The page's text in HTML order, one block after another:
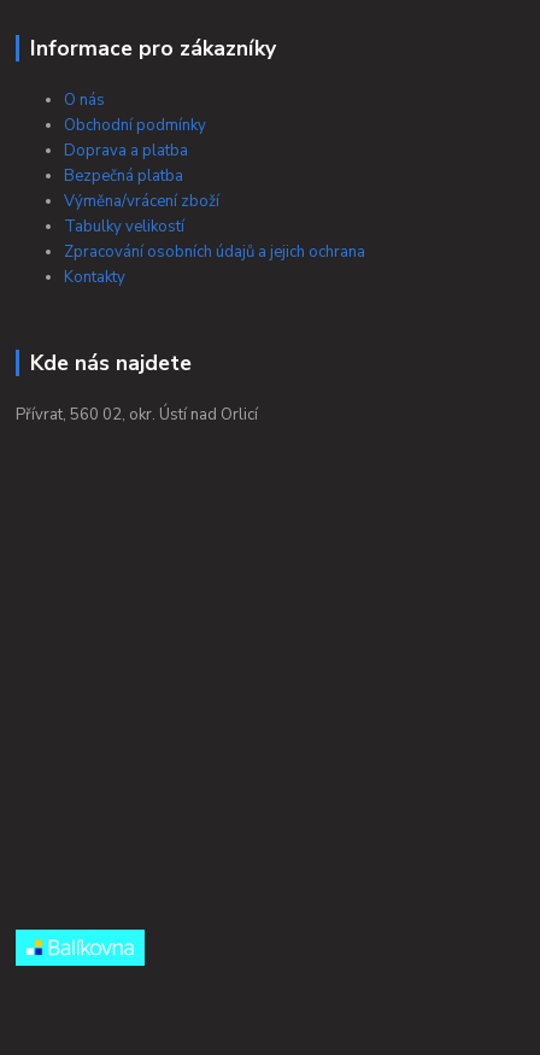
Informace pro zákazníky
O nás
Obchodní podmínky
Doprava a platba
Bezpečná platba
Výměna/vrácení zboží
Tabulky velikostí
Zpracování osobních údajů a jejich ochrana
Kontakty
Kde nás najdete
Přívrat, 560 02, okr. Ústí nad Orlicí